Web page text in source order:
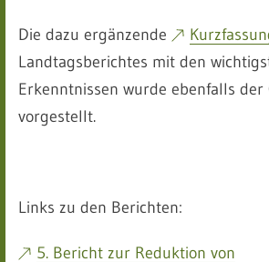
Die dazu ergänzende
Landtagsberichtes mit den
Erkenntnissen wurde ebenfalls
vorgestellt.
Links zu den Berichten:
5. Bericht zur Reduktion von